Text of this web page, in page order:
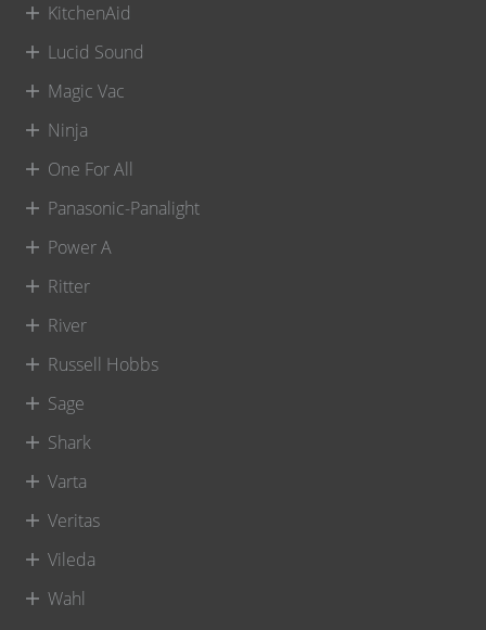
KitchenAid
Lucid Sound
Magic Vac
Ninja
One For All
Panasonic-Panalight
Power A
Ritter
River
Russell Hobbs
Sage
Shark
Varta
Veritas
Vileda
Wahl